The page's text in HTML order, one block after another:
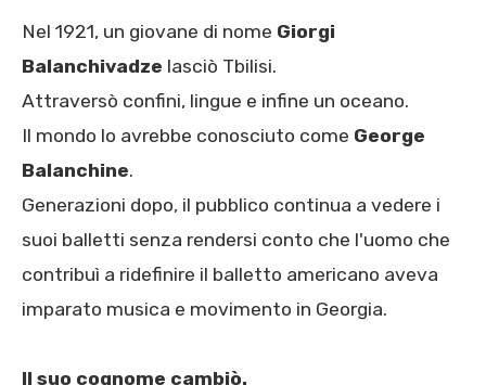
Nel 1921, un giovane di nome Giorgi
Balanchivadze lasciò Tbilisi.
Attraversò confini, lingue e infine un oceano.
Il mondo lo avrebbe conosciuto come George
Balanchine.
Generazioni dopo, il pubblico continua a vedere i
suoi balletti senza rendersi conto che l'uomo che
contribuì a ridefinire il balletto americano aveva
imparato musica e movimento in Georgia.
Il suo cognome cambiò.